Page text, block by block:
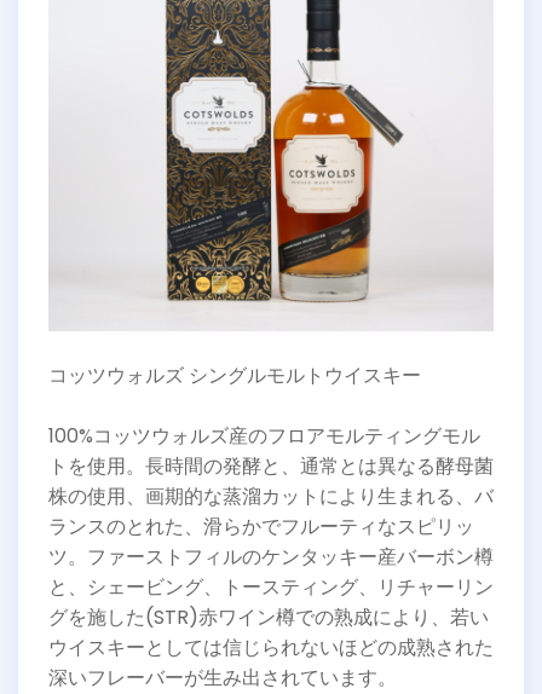
コッツウォルズ シングルモルトウイスキー
100%コッツウォルズ産のフロアモルティングモル
トを使用。長時間の発酵と、通常とは異なる酵母菌
株の使用、画期的な蒸溜カットにより生まれる、バ
ランスのとれた、滑らかでフルーティなスピリッ
ツ。ファーストフィルのケンタッキー産バーボン樽
と、シェービング、トースティング、リチャーリン
グを施した(STR)赤ワイン樽での熟成により、若い
ウイスキーとしては信じられないほどの成熟された
深いフレーバーが生み出されています。